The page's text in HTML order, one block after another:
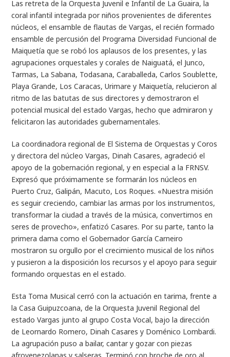
Las retreta de la Orquesta Juvenil e Infantil de La Guaira, la
coral infantil integrada por niños provenientes de diferentes
núcleos, el ensamble de flautas de Vargas, el recién formado
ensamble de percusión del Programa Diversidad Funcional de
Maiquetía que se robó los aplausos de los presentes, y las
agrupaciones orquestales y corales de Naiguatá, el Junco,
Tarmas, La Sabana, Todasana, Caraballeda, Carlos Soublette,
Playa Grande, Los Caracas, Urimare y Maiquetía, relucieron al
ritmo de las batutas de sus directores y demostraron el
potencial musical del estado Vargas, hecho que admiraron y
felicitaron las autoridades gubernamentales.
La coordinadora regional de El Sistema de Orquestas y Coros
y directora del núcleo Vargas, Dinah Casares, agradeció el
apoyo de la gobernación regional, y en especial a la FRNSV.
Expresó que próximamente se formarán los núcleos en
Puerto Cruz, Galipán, Macuto, Los Roques. «Nuestra misión
es seguir creciendo, cambiar las armas por los instrumentos,
transformar la ciudad a través de la música, convertirnos en
seres de provecho», enfatizó Casares. Por su parte, tanto la
primera dama como el Gobernador García Carneiro
mostraron su orgullo por el crecimiento musical de los niños
y pusieron a la disposición los recursos y el apoyo para seguir
formando orquestas en el estado.
Esta Toma Musical cerró con la actuación en tarima, frente a
la Casa Guipuzcoana, de la Orquesta Juvenil Regional del
estado Vargas junto al grupo Costa Vocal, bajo la dirección
de Leornardo Romero, Dinah Casares y Doménico Lombardi.
La agrupación puso a bailar, cantar y gozar con piezas